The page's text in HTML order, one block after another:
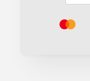
Rojo
Reflejante